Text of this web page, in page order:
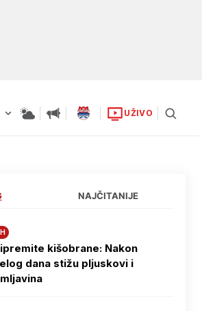
UŽIVO
NAJČITANIJE
kišobrane: Nakon
dana stižu pljuskovi i